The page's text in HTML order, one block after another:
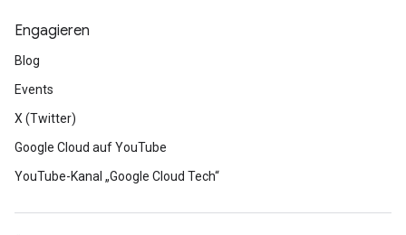
Engagieren
Blog
Events
X (Twitter)
Google Cloud auf YouTube
YouTube-Kanal „Google Cloud Tech“